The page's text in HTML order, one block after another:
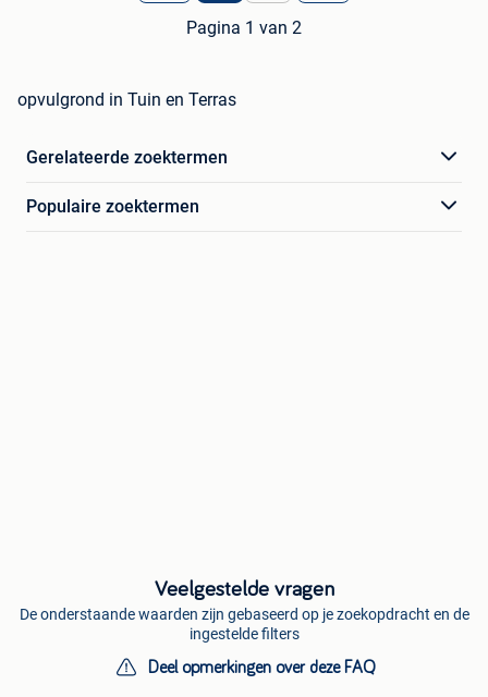
Pagina 1 van 2
opvulgrond in Tuin en Terras
Gerelateerde zoektermen
Populaire zoektermen
Veelgestelde vragen
De onderstaande waarden zijn gebaseerd op je zoekopdracht en de
ingestelde filters
Deel opmerkingen over deze FAQ